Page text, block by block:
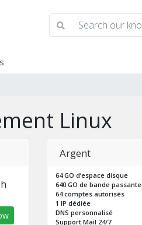
Linux
Argent
64 GO d’espace disque
640 GO de bande passante
64 comptes autorisés
1 IP dédiée
DNS personnalisé
Support Mail 24/7